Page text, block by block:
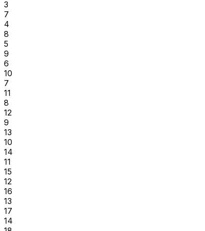
3
7
4
8
5
9
6
10
7
11
8
12
9
13
10
14
11
15
12
16
13
17
14